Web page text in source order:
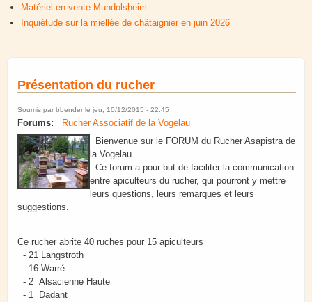
Matériel en vente Mundolsheim
Inquiétude sur la miellée de châtaignier en juin 2026
Présentation du rucher
Soumis par bbender le jeu, 10/12/2015 - 22:45
Forums:
Rucher Associatif de la Vogelau
Bienvenue sur le FORUM du Rucher Asapistra de
la Vogelau.
Ce forum a pour but de faciliter la communication
entre apiculteurs du rucher, qui pourront y mettre
leurs questions, leurs remarques et leurs
suggestions.
Ce rucher abrite 40 ruches pour 15 apiculteurs
- 21 Langstroth
- 16 Warré
- 2 Alsacienne Haute
- 1 Dadant